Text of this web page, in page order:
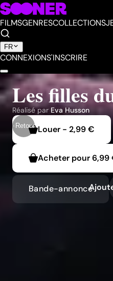
FILMSGENRESCOLLECTIONS
FR
CONNEXIONS'INSCRIRE
Retour
Les filles
Réalisé par Eva Husson
Louer - 2,99 €
Acheter pour6,99
Bande-annonce